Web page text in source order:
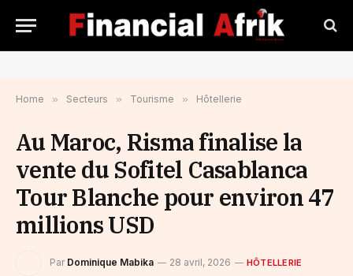
Home » Secteurs » Tourisme » Hôtellerie
Au Maroc, Risma finalise la
vente du Sofitel Casablanca
Tour Blanche pour environ 47
millions USD
Par Dominique Mabika 28 avril, 2026 HÔTELLERIE